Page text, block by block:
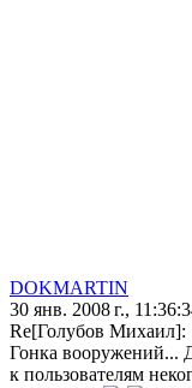
DOKMARTIN
30 янв. 2008 г.,
Re[Голубов Михаил]:
Гонка вооружений...
к пользователям